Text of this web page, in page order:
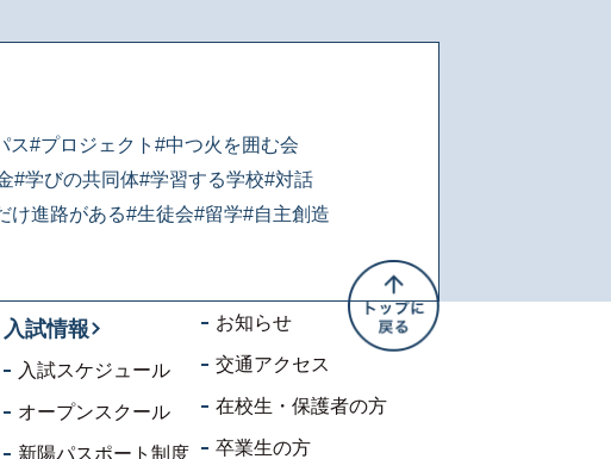
ス#プロジェクト #中つ火を囲む会
#学びの共同体#学習する学校#対話
け進路がある#生徒会#留学#自主創造
入試情報
入試スケジュール
オープンスクール
新陽パスポート制度
お知らせ
交通アクセス
在校生・保護者の方
卒業生の方